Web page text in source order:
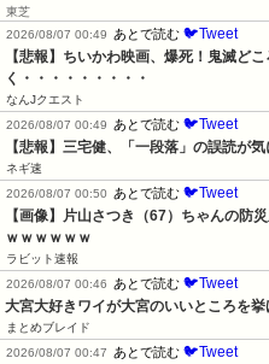
東芝
2026/08/07 00:49
あとで読む 🐦Tweet
【悲報】ちいかわ映画、爆死！鬼滅ど
く・・・・・・・・・
なんJクエスト
2026/08/07 00:49
あとで読む 🐦Tweet
【悲報】三宅健、「一段落」の誤読が
ネギ速
2026/08/07 00:50
あとで読む 🐦Tweet
【画像】片山さつき（67）ちゃんの防
ｗｗｗｗｗｗ
ラビット速報
2026/08/07 00:46
あとで読む 🐦Tweet
大宮大好きワイが大宮のいいところを挙
まとめブレイド
2026/08/07 00:47
あとで読む 🐦Tweet